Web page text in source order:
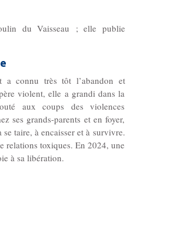
du Vaisseau ; elle publie
a connu très tôt l’abandon et
violent, elle a grandi dans la
aux coups des violences
ses grands-parents et en foyer,
se taire, à encaisser et à survivre.
relations toxiques. En 2024, une
à sa libération.